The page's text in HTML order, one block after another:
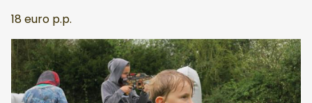
18 euro p.p.